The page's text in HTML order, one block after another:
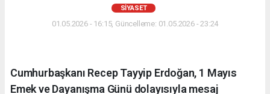
SIYASET
01.05.2026 - 16:15, Güncelleme: 01.05.2026 - 23:24
Cumhurbaşkanı Recep Tayyip Erdoğan, 1 Mayıs
Emek ve Dayanışma Günü dolayısıyla mesaj